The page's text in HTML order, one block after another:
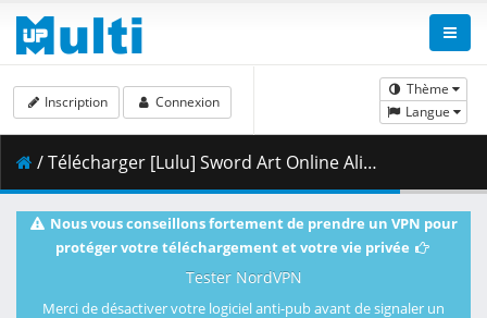
Thème
Langue
Inscription Connexion
/ Télécharger [Lulu] Sword Art Online Alicization - War of Underworld - 11 [BD 1080p Hi10 FLAC][Dual-Audio] .mkv.001 ( 439.49 MB )
Nous vous conseillons fortement de prendre un VPN pour
protéger votre téléchargement et votre vie privée
Tester NordVPN
Merci de désactiver votre logiciel anti-pub avant de signaler un